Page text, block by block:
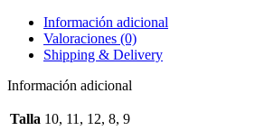
Información adicional
Valoraciones (0)
Shipping & Delivery
Información adicional
Talla 10, 11, 12, 8, 9